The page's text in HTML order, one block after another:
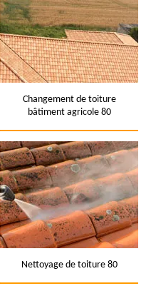
Changement de toiture
bâtiment agricole 80
Nettoyage de toiture 80